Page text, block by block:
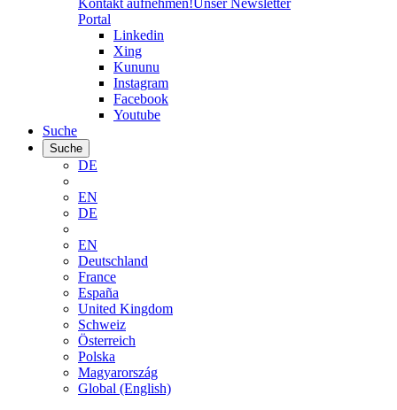
Kontakt aufnehmen!Unser Newsletter
Portal
Linkedin
Xing
Kununu
Instagram
Facebook
Youtube
Suche
Suche
DE
EN
DE
EN
Deutschland
France
España
United Kingdom
Schweiz
Österreich
Polska
Magyarország
Global (English)